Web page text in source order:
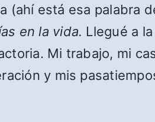
(ahí está esa palabra
en la vida. Llegué a
Mi trabajo, mi
y mis